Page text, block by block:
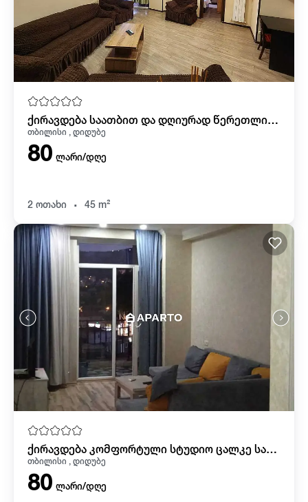
ქირავდება საათბით და დღიურად წერეთლის მეტროსთან
თბილისი , დიდუბე
80 ლარი/დღე
2 ოთახი . 45 m²
ქირავდება კომფორტული სტუდიო ცალკე საძინებლით წერეთლის მეტროსთან. საათობით და დღიურად
თბილისი , დიდუბე
80 ლარი/დღე